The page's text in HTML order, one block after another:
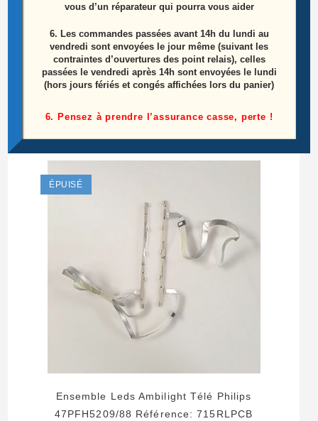
Module De Commandes + IR Télé Philips
47PFH5209/88 Référence Module: 715G6316-
K01-000-004I + Référence IR:
317GAIRM002HTG
15,00€
Lire la suite
ÉPUISÉ
Ensemble Leds Ambilight Télé Philips
47PFH5209/88 Référence: 715RLPCB
vous d’un réparateur qui pourra vous aider
6. Les commandes passées avant 14h du lundi au
vendredi sont envoyées le jour même (suivant les
contraintes d’ouvertures des point relais), celles
passées le vendredi après 14h sont envoyées le lundi
(hors jours fériés et congés affichées lors du panier)
6. Pensez à prendre l’assurance casse, perte !